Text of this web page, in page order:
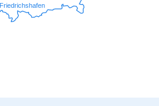
Friedrichshafen